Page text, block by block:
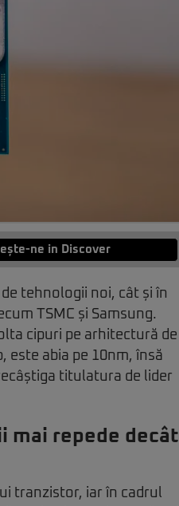
ne in Discover
tehnologii noi, cât și în
TSMC și Samsung.
cipuri pe arhitectură de
este abia pe 10nm, însă
titulatura de lider
mai repede decât
tranzistor, iar în cadrul